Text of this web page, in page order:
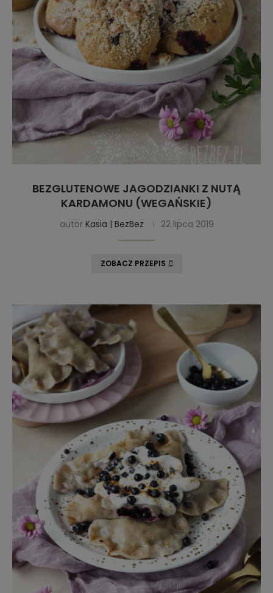
BEZGLUTENOWE JAGODZIANKI Z NUTĄ
KARDAMONU (WEGAŃSKIE)
autor Kasia | BezBez 22 lipca 2019
ZOBACZ PRZEPIS